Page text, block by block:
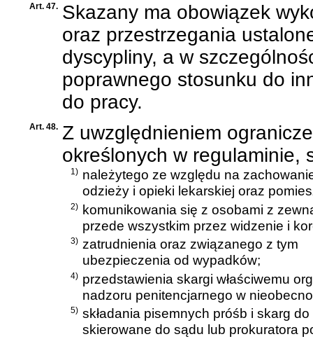
Art. 47. Skazany ma obowiązek
oraz przestrzegania
dyscypliny, a w
poprawnego stosunku do
do pracy.
Art. 48. Z uwzględnieniem
określonych w regulaminie,
1) należytego ze względu na
odzieży i opieki lekarskiej oraz
2) komunikowania się z osobami z
przede wszystkim przez widzenie i
3) zatrudnienia oraz związanego z tym
ubezpieczenia od wypadków;
4) przedstawienia skargi właściwemu
nadzoru penitencjarnego w
5) składania pisemnych próśb i skarg
skierowane do sądu lub prokuratora